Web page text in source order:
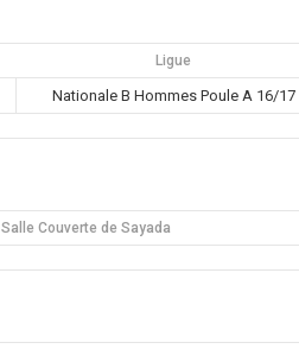
Ligue
Nationale B Hommes Poule A 16/17
Salle Couverte de Sayada